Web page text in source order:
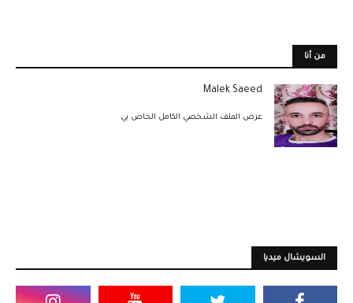
من أنا
Malek Saeed
عرض الملف الشخصي الكامل الخاص بي
السويشال ميديا